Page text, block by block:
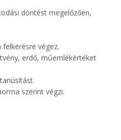
döntést megelőzően,
végez.
erdő, műemlékértéket
szerint végzi.